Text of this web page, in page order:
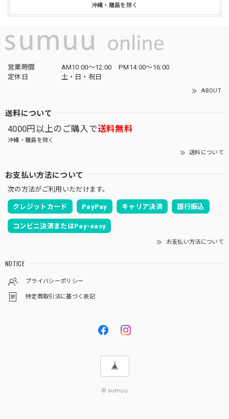
沖縄・離島を除く
営業時間
AM10:00〜12:00 PM14:00〜16:00
定休日
土・日・祝日
ABOUT
送料について
4000円以上のご購入で送料無料
沖縄・離島を除く
送料について
お支払い方法について
次の方法がご利用いただけます。
クレジットカード PayPay キャリア決済 銀行振込
コンビニ決済またはPay-easy
お支払い方法について
NOTICE
プライバシーポリシー
特定商取引法に基づく表記
© sumuu